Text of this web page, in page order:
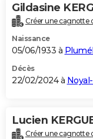
Gildasine
Créer une cagnotte
Naissance
05/06/1933 à
Décès
22/02/2024 à
Lucien
Créer une cagnotte